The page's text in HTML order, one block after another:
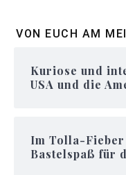
VON EUCH AM
Kuriose und
USA und die
Im Tolla-
Bastelspaß für